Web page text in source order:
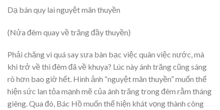
Dạ bán quy lai nguyệt mãn thuyền
(Nửa đêm quay về trăng đầy thuyền)
Phải chăng vì quá say sưa bàn bạc việc quân việc nước, mà
khi trở về thì đêm đã về khuya? Lúc này ánh trăng cũng sáng
rõ hơn bao giờ hết. Hình ảnh “nguyệt mãn thuyền” muốn thể
hiện sức lan tỏa mạnh mẽ của ánh trăng trong đêm rằm tháng
giêng. Qua đó, Bác Hồ muốn thể hiện khát vọng thành công